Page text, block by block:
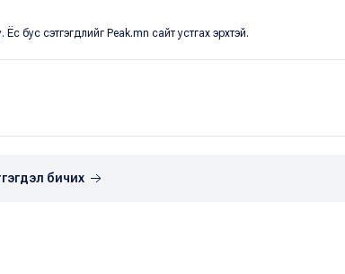
бус сэтгэгдлийг Peak.mn сайт устгах эрхтэй.
бичих